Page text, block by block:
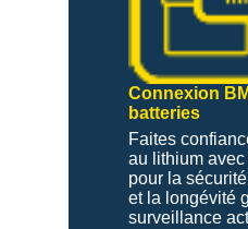
Connexion
batteries
Faites
au lithium
pour la
et la longévité
surveillance